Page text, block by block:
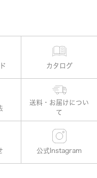
カタログ
公式Instagram